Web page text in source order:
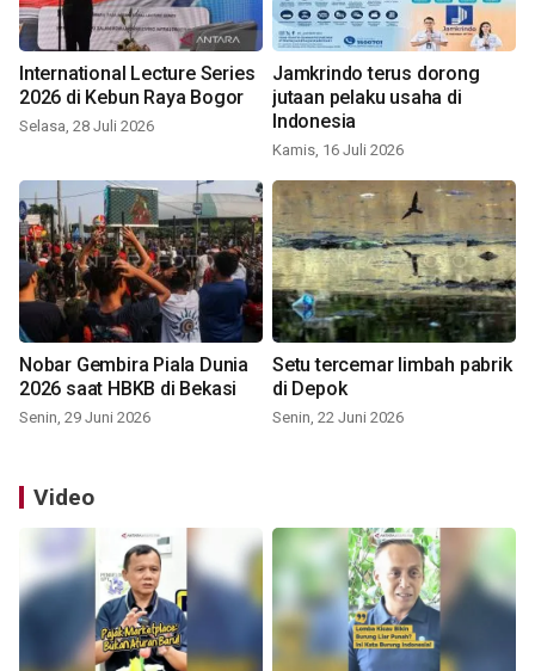
International Lecture Series
2026 di Kebun Raya Bogor
Selasa, 28 Juli 2026
Jamkrindo terus dorong
jutaan pelaku usaha di
Indonesia
Kamis, 16 Juli 2026
Nobar Gembira Piala Dunia
2026 saat HBKB di Bekasi
Senin, 29 Juni 2026
Setu tercemar limbah pabrik
di Depok
Senin, 22 Juni 2026
Video